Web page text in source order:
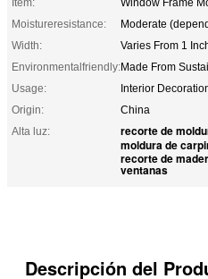
Item:
Window Frame
Moistureresistance:
Moderate
Width:
Varies From 1
Environmentalfriendly:Made From
Usage:
Interior
Origin:
China
Alta luz:
recorte de
moldura de
recorte de
ventanas
Descripción del